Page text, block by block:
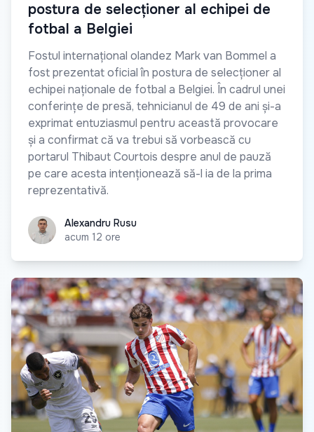
postura de selecționer al echipei de
fotbal a Belgiei
Fostul internațional olandez Mark van Bommel a
fost prezentat oficial în postura de selecționer al
echipei naționale de fotbal a Belgiei. În cadrul unei
conferințe de presă, tehnicianul de 49 de ani și-a
exprimat entuziasmul pentru această provocare
și a confirmat că va trebui să vorbească cu
portarul Thibaut Courtois despre anul de pauză
pe care acesta intenționează să-l ia de la prima
reprezentativă.
Alexandru Rusu
Alexandru Rusu
acum 12 ore